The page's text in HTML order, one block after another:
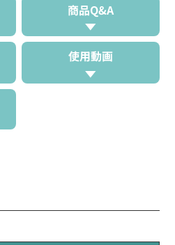
商品Q&A
使用動画